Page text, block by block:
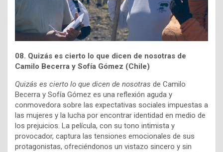
08. Quizás es cierto lo que dicen de nosotras de
Camilo Becerra y Sofía Gómez (Chile)
Quizás es cierto lo que dicen de nosotras de Camilo
Becerra y Sofía Gómez es una reflexión aguda y
conmovedora sobre las expectativas sociales impuestas a
las mujeres y la lucha por encontrar identidad en medio de
los prejuicios. La película, con su tono intimista y
provocador, captura las tensiones emocionales de sus
protagonistas, ofreciéndonos un vistazo sincero y sin